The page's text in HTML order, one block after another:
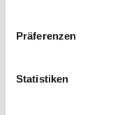
Präferenzen
Statistiken